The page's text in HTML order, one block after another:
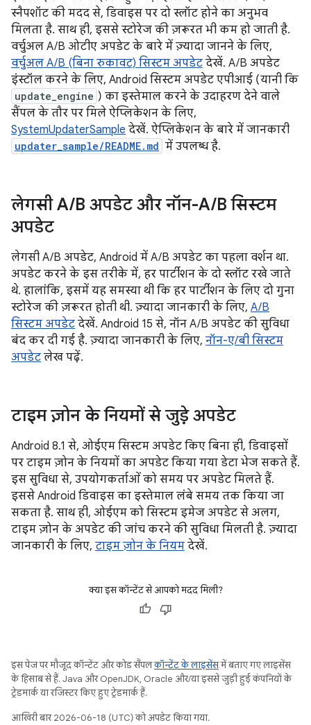
स्नैपशॉट की मदद से, डिवाइस पर दो स्लॉट होने का अनुभव
मिलता है. साथ ही, इससे स्टोरेज की ज़रूरत भी कम हो जाती है.
वर्चुअल A/B ओटीए अपडेट के बारे में ज़्यादा जानने के लिए,
वर्चुअल A/B (बिना रुकावट) सिस्टम अपडेट देखें. A/B अपडेट
इंस्टॉल करने के लिए, Android सिस्टम अपडेट एपीआई (यानी कि
update_engine ) का इस्तेमाल करने के उदाहरण देने वाले
सैंपल के तौर पर मिले ऐप्लिकेशन के लिए,
SystemUpdaterSample देखें. ऐप्लिकेशन के बारे में जानकारी
updater_sample/README.md में उपलब्ध है.
लेगसी A/B अपडेट और नॉन-A/B सिस्टम
अपडेट
लेगसी A/B अपडेट, Android में A/B अपडेट का पहला वर्शन था.
अपडेट करने के इस तरीके में, हर पार्टीशन के दो स्लॉट रखे जाते
थे. हालांकि, इसमें यह समस्या थी कि हर पार्टीशन के लिए दो गुना
स्टोरेज की ज़रूरत होती थी. ज़्यादा जानकारी के लिए, A/B
सिस्टम अपडेट देखें. Android 15 से, नॉन A/B अपडेट की सुविधा
बंद कर दी गई है. ज़्यादा जानकारी के लिए, नॉन-ए/बी सिस्टम
अपडेट लेख पढ़ें.
टाइम ज़ोन के नियमों से जुड़े अपडेट
Android 8.1 से, ओईएम सिस्टम अपडेट किए बिना ही, डिवाइसों
पर टाइम ज़ोन के नियमों का अपडेट किया गया डेटा भेज सकते हैं.
इस सुविधा से, उपयोगकर्ताओं को समय पर अपडेट मिलते हैं.
इससे Android डिवाइस का इस्तेमाल लंबे समय तक किया जा
सकता है. साथ ही, ओईएम को सिस्टम इमेज अपडेट से अलग,
टाइम ज़ोन के अपडेट की जांच करने की सुविधा मिलती है. ज़्यादा
जानकारी के लिए, टाइम ज़ोन के नियम देखें.
क्या इस कॉन्टेंट से आपको मदद मिली?
इस पेज पर मौजूद कॉन्टेंट और कोड सैंपलकॉन्टेंट के लाइसेंसमें बताए गए लाइसेंस
के हिसाब से हैं. Java और OpenJDK, Oracle और/या इससे जुड़ी हुई कंपनियों के
ट्रेडमार्क या रजिस्टर किए हुए ट्रेडमार्क हैं.
आखिरी बार 2026-06-18 (UTC) को अपडेट किया गया.